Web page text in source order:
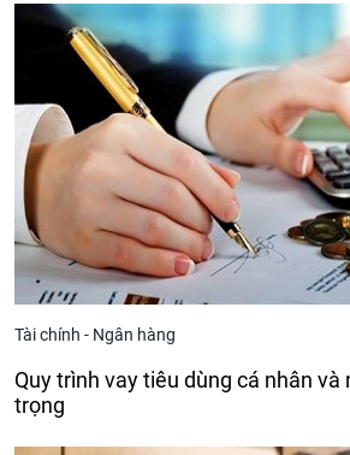
Tài chính - Ngân hàng
Quy trình vay tiêu dùng cá nhân và
trọng